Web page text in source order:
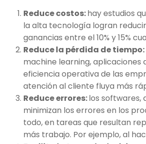
Reduce costos:hay estudios
la alta tecnología logran reducir
ganancias entre el 10% y 15%
Reduce la pérdida de tiempo:
machine learning,
eficiencia operativa de las
atención al cliente fluya más
Reduce errores:los softwares,
minimizan los errores en los
todo, en tareas que resultan
más trabajo. Por ejemplo, al